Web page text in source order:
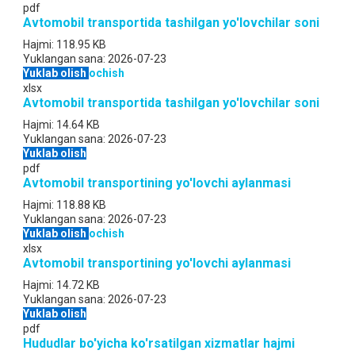
pdf
Avtomobil transportida tashilgan yo'lovchilar soni
Hajmi: 118.95 KB
Yuklangan sana: 2026-07-23
Yuklab olish ochish
xlsx
Avtomobil transportida tashilgan yo'lovchilar soni
Hajmi: 14.64 KB
Yuklangan sana: 2026-07-23
Yuklab olish
pdf
Avtomobil transportining yo'lovchi aylanmasi
Hajmi: 118.88 KB
Yuklangan sana: 2026-07-23
Yuklab olish ochish
xlsx
Avtomobil transportining yo'lovchi aylanmasi
Hajmi: 14.72 KB
Yuklangan sana: 2026-07-23
Yuklab olish
pdf
Hududlar bo'yicha ko'rsatilgan xizmatlar hajmi